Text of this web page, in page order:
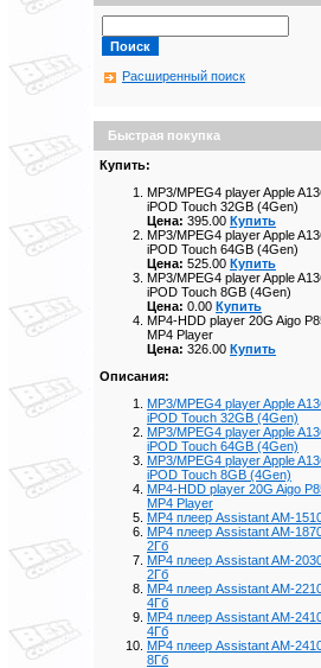
Расширенный поиск
Быстрая покупка
Купить:
MP3/MPEG4 player Apple
iPOD Touch 32GB (4Gen)
Цена: 395.00 Купить
MP3/MPEG4 player Apple
iPOD Touch 64GB (4Gen)
Цена: 525.00 Купить
MP3/MPEG4 player Apple
iPOD Touch 8GB (4Gen)
Цена: 0.00 Купить
MP4-HDD player 20G Aigo
MP4 Player
Цена: 326.00 Купить
Описания:
MP3/MPEG4 player Apple
iPOD Touch 32GB (4Gen)
MP3/MPEG4 player Apple
iPOD Touch 64GB (4Gen)
MP3/MPEG4 player Apple
iPOD Touch 8GB (4Gen)
MP4-HDD player 20G Aigo
MP4 Player
MP4 плеер Assistant AM-
MP4 плеер Assistant AM-
2Гб
MP4 плеер Assistant AM-
2Гб
MP4 плеер Assistant AM-
4Гб
MP4 плеер Assistant AM-
4Гб
MP4 плеер Assistant AM-
8Гб